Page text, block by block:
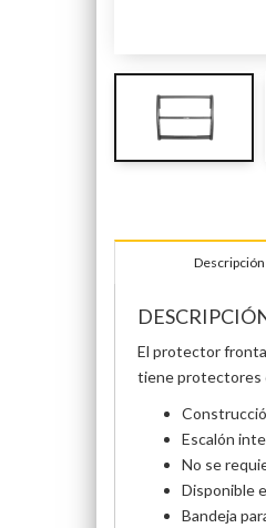
Descripción
El protector
tiene protectores
Escalón
No se
Disponible
Bandeja